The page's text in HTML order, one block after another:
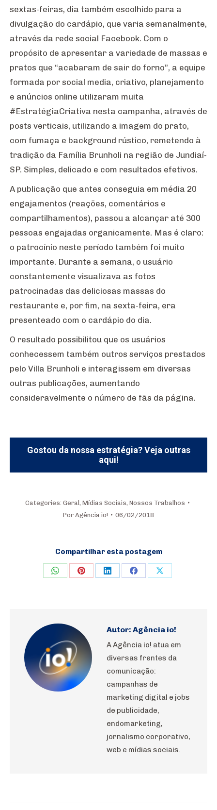
sextas-feiras, dia também escolhido para a
divulgação do cardápio, que varia semanalmente,
através da rede social Facebook. Com o
propósito de apresentar a variedade de massas e
pratos que “acabaram de sair do forno”, a equipe
formada por social media, criativo, planejamento
e anúncios online utilizaram muita
#EstratégiaCriativa nesta campanha, através de
posts verticais, utilizando a imagem do prato,
com fumaça e background rústico, remetendo à
tradição da Família Brunholi na região de Jundiaí-
SP. Simples, delicado e com resultados efetivos.
A publicação que antes conseguia em média 20
engajamentos (reações, comentários e
compartilhamentos), passou a alcançar até 300
pessoas engajadas organicamente. Mas é claro:
o patrocínio neste período também foi muito
importante. Durante a semana, o usuário
constantemente visualizava as fotos
patrocinadas das deliciosas massas do
restaurante e, por fim, na sexta-feira, era
presenteado com o cardápio do dia.
O resultado possibilitou que os usuários
conhecessem também outros serviços prestados
pelo Villa Brunholi e interagissem em diversas
outras publicações, aumentando
consideravelmente o número de fãs da página.
Gostou da nossa estratégia? Veja outras
aqui!
Categories: Geral , Mídias Sociais, Nossos Trabalhos
Por Agência io! 06/02/2018
Compartilhar esta postagem
Share Share Share Share Share
Autor: Agência io!
A Agência io! atua em
diversas frentes da
comunicação:
campanhas de
marketing digital e jobs
de publicidade,
endomarketing,
jornalismo corporativo,
web e mídias sociais.